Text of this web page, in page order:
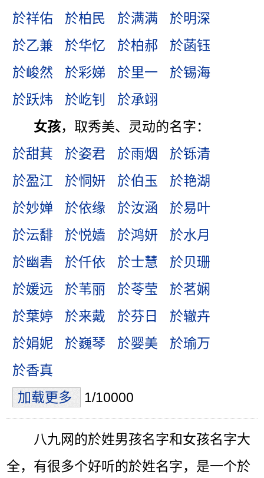
於祥佑
於柏民 於满满
於明深
於乙兼
於华忆 於柏郝
於菡钰
於峻然
於彩娣 於里一
於锡海
於跃炜
於屹钊
於承翊
女孩，取秀美、灵动的名字：
於甜萁
於姿君 於雨烟
於铄清
於盈江
於恫妍 於伯玉
於艳湖
於妙婵
於依缘 於汝涵
於易叶
於沄馡
於悦嫱 於鸿妍
於水月
於幽砉
於仟依 於士慧
於贝珊
於媛远
於苇丽 於苓莹
於茗娴
於葉婷
於来戴 於芬日
於辙卉
於娟妮
於巍琴 於婴美
於瑜万
於香真
加载更多
1/10000
八九网的於姓男孩名字和女孩名字大
全，有很多个好听的於姓名字，是一个於